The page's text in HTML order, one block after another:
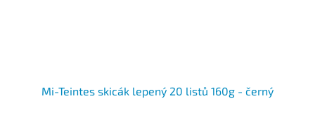
Mi-Teintes skicák lepený 20 listů 160g - černý